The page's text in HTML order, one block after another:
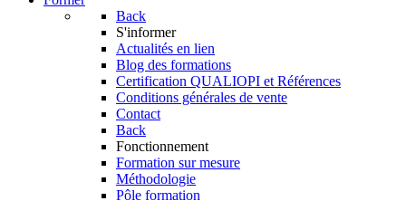
Back
S'informer
Actualités en lien
Blog des formations
Certification QUALIOPI et Références
Conditions générales de vente
Contact
Back
Fonctionnement
Formation sur mesure
Méthodologie
Pôle formation